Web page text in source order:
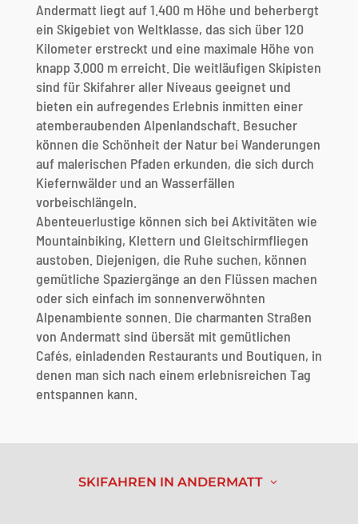
Andermatt liegt auf 1.400 m Höhe und beherbergt
ein Skigebiet von Weltklasse, das sich über 120
Kilometer erstreckt und eine maximale Höhe von
knapp 3.000 m erreicht. Die weitläufigen Skipisten
sind für Skifahrer aller Niveaus geeignet und
bieten ein aufregendes Erlebnis inmitten einer
atemberaubenden Alpenlandschaft. Besucher
können die Schönheit der Natur bei Wanderungen
auf malerischen Pfaden erkunden, die sich durch
Kiefernwälder und an Wasserfällen
vorbeischlängeln.
Abenteuerlustige können sich bei Aktivitäten wie
Mountainbiking, Klettern und Gleitschirmfliegen
austoben. Diejenigen, die Ruhe suchen, können
gemütliche Spaziergänge an den Flüssen machen
oder sich einfach im sonnenverwöhnten
Alpenambiente sonnen. Die charmanten Straßen
von Andermatt sind übersät mit gemütlichen
Cafés, einladenden Restaurants und Boutiquen, in
denen man sich nach einem erlebnisreichen Tag
entspannen kann.
SKIFAHREN IN ANDERMATT